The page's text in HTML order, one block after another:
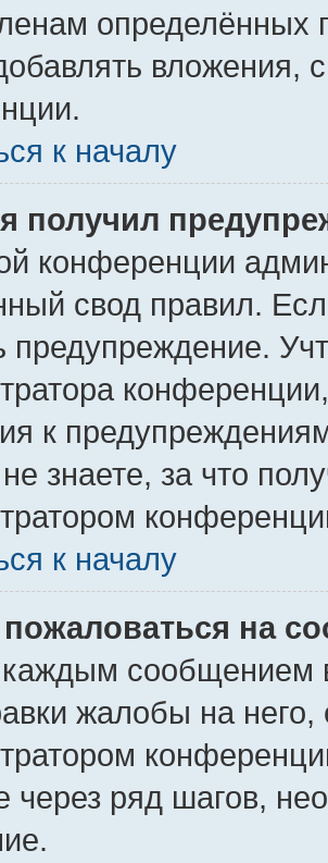
определённых
вложения,
к началу
получил
конференции
свод правил.
предупреждение.
к
знаете, за что
к началу
на
сообщением
жалобы на
через ряд шагов,